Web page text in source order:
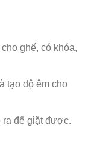
ghế, có khóa,
tạo độ êm cho
ra để giặt được.